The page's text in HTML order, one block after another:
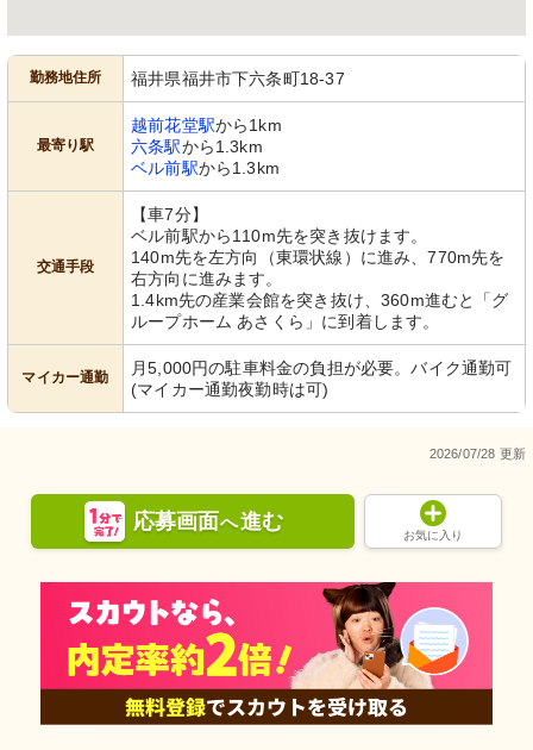
勤務地住所 福井県福井市下六条町18-37
最寄り駅
越前花堂駅から1km
六条駅から1.3km
ベル前駅から1.3km
交通手段
【車7分】
ベル前駅から110m先を突き抜けます。
140m先を左方向（東環状線）に進み、770m先を
右方向に進みます。
1.4km先の産業会館を突き抜け、360m進むと「グ
ループホーム あさくら」に到着します。
マイカー通勤
月5,000円の駐車料金の負担が必要。バイク通勤可
(マイカー通勤夜勤時は可)
2026/07/28 更新
応募画面へ進む
お気に入り